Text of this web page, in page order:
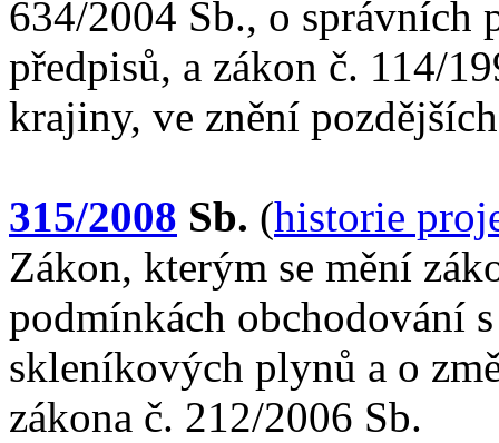
634/2004 Sb., o správních
předpisů, a zákon č. 114/
krajiny, ve znění
315/2008 Sb. (historie
Zákon, kterým se mění
podmínkách obchodování
skleníkových plynů a o
zákona č. 212/2006 Sb.